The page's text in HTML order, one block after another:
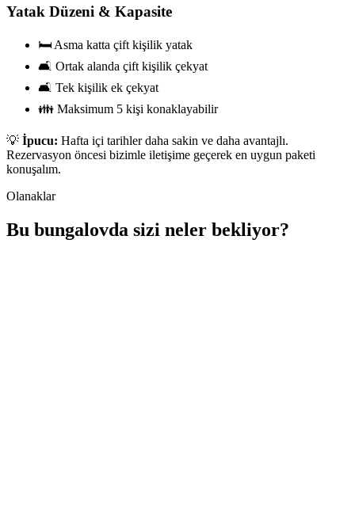
Yatak Düzeni & Kapasite
🛏️ Asma katta çift kişilik yatak
🛋️ Ortak alanda çift kişilik çekyat
🛋️ Tek kişilik ek çekyat
👪 Maksimum 5 kişi konaklayabilir
💡 İpucu: Hafta içi tarihler daha sakin ve daha avantajlı.
Rezervasyon öncesi bizimle iletişime geçerek en uygun paketi
konuşalım.
Olanaklar
Bu bungalovda sizi neler bekliyor?